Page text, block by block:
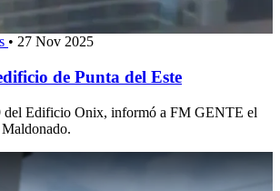
• 27 Nov 2025
de Punta del Este
del Edificio Onix, informó a FM GENTE el